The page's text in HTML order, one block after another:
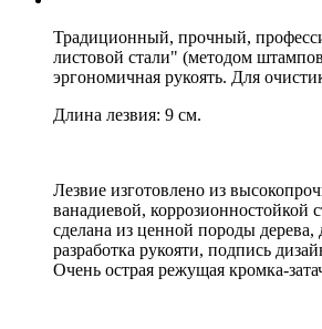
Традиционный, прочный,
листовой стали" (методом
эргономичная рукоять. Для
Длина лезвия: 9 см.
Лезвие изготовлено из
ванадиевой, коррозионностойкой
сделана из ценной породы дерева,
разработка рукояти, подпись
Очень острая режущая кромка-